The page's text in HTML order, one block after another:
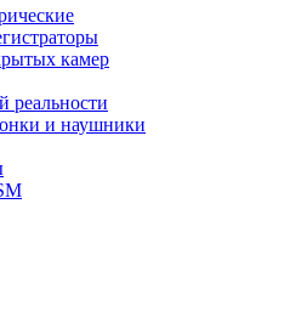
камер
реальности
и наушники